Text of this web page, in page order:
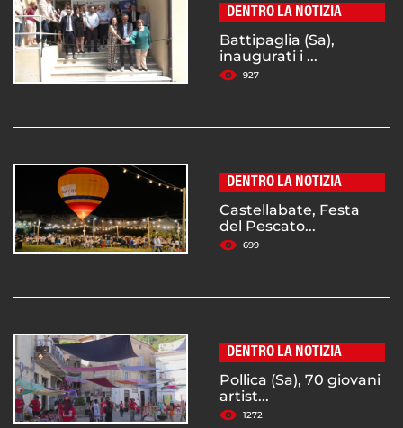
DENTRO LA NOTIZIA
Battipaglia (Sa),
inaugurati i ...
927
DENTRO LA NOTIZIA
Castellabate, Festa
del Pescato...
699
DENTRO LA NOTIZIA
Pollica (Sa), 70 giovani
artist...
1272